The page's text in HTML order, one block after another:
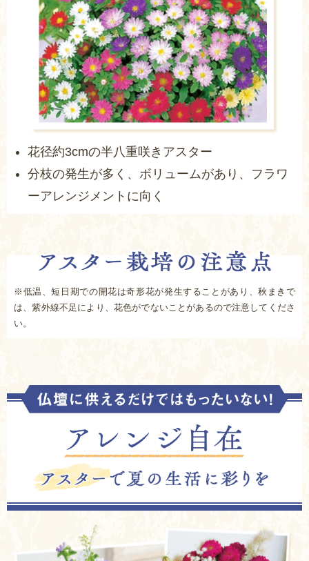
花径約3cmの半八重咲きアスター
分枝の発生が多く、ボリュームがあり、フラワ
ーアレンジメントに向く
※低温、短日期での開花は奇形花が発生することがあり、秋まきで
は、紫外線不足により、花色がでないことがあるので注意してくださ
い。